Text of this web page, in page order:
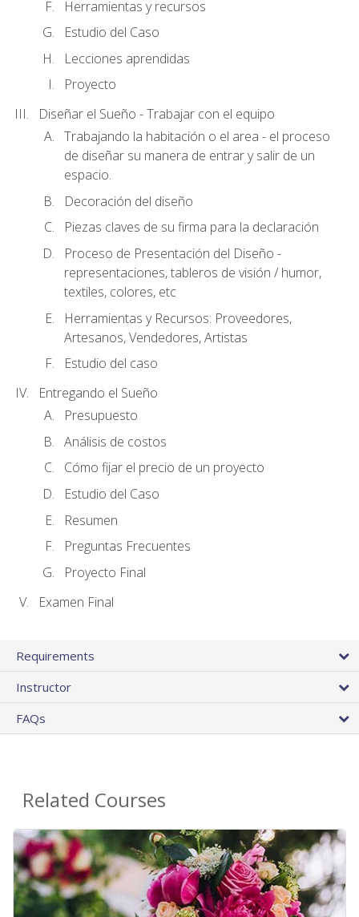
Herramientas y recursos
Estudio del Caso
Lecciones aprendidas
Proyecto
Diseñar el Sueño - Trabajar con el equipo
Trabajando la habitación o el area - el proceso
de diseñar su manera de entrar y salir de un
espacio.
Decoración del diseño
Piezas claves de su firma para la declaración
Proceso de Presentación del Diseño -
representaciones, tableros de visión / humor,
textiles, colores, etc
Herramientas y Recursos: Proveedores,
Artesanos, Vendedores, Artistas
Estudio del caso
Entregando el Sueño
Presupuesto
Análisis de costos
Cómo fijar el precio de un proyecto
Estudio del Caso
Resumen
Preguntas Frecuentes
Proyecto Final
Examen Final
Requirements
Instructor
FAQs
Related Courses